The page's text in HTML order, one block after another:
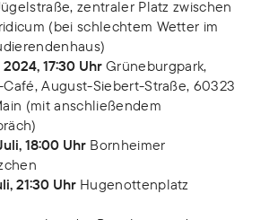
zentraler Platz zwischen
(bei schlechtem Wetter im
17:30 Uhr Grüneburgpark,
Café, August-Siebert-Straße, 60323
(mit anschließendem
18:00 Uhr Bornheimer
21:30 Uhr Hugenottenplatz